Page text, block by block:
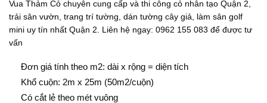
dựa trên
đánh giá
Vua Thảm Cỏ chuyên cung cấp và thi công cỏ nhân tạo Quận 2,
trải sân vườn, trang trí tường, dán tường cây giả, làm sân golf
mini uy tín nhất Quận 2. Liên hệ ngay: 0962 155 083 để được tư
vấn
Đơn giá tính theo m2: dài x rộng = diện tích
Khổ cuộn: 2m x 25m (50m2/cuộn)
Có cắt lẻ theo mét vuông